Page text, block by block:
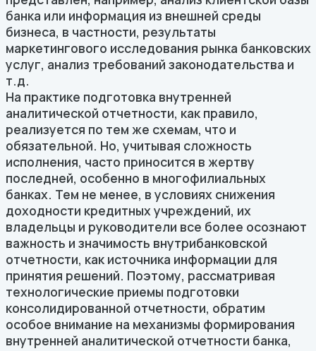
банка или информация из внешней среды
бизнеса, в частности, результаты
маркетингового исследования рынка банковских
услуг, анализ требований законодательства и
т.д.
На практике подготовка внутренней
аналитической отчетности, как правило,
реализуется по тем же схемам, что и
обязательной. Но, учитывая сложность
исполнения, часто приносится в жертву
последней, особенно в многофилиальных
банках. Тем не менее, в условиях снижения
доходности кредитных учреждений, их
владельцы и руководители все более осознают
важность и значимость внутрибанковской
отчетности, как источника информации для
принятия решений. Поэтому, рассматривая
технологические приемы подготовки
консолидированной отчетности, обратим
особое внимание на механизмы формирования
внутренней аналитической отчетности банка,